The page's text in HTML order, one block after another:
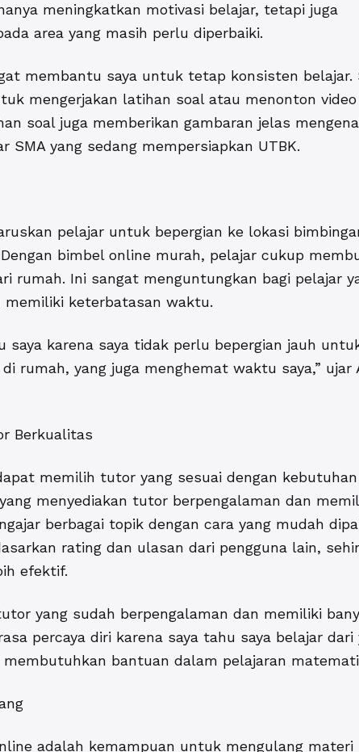
meningkatkan motivasi belajar, tetapi juga
area yang masih perlu diperbaiki.
membantu saya untuk tetap konsisten belajar.
mengerjakan latihan soal atau menonton video
soal juga memberikan gambaran jelas
SMA yang sedang mempersiapkan UTBK.
pelajar untuk bepergian ke lokasi
bimbel online murah, pelajar cukup
rumah. Ini sangat menguntungkan bagi pelajar
keterbatasan waktu.
saya karena saya tidak perlu bepergian jauh
rumah, yang juga menghemat waktu saya,” ujar
Berkualitas
memilih tutor yang sesuai dengan kebutuhan
menyediakan tutor berpengalaman dan
berbagai topik dengan cara yang mudah
rating dan ulasan dari pengguna lain,
efektif.
yang sudah berpengalaman dan memiliki
percaya diri karena saya tahu saya belajar dari
membutuhkan bantuan dalam pelajaran
adalah kemampuan untuk mengulang materi